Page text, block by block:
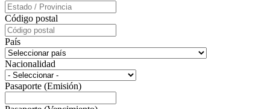
Código postal
País
Nacionalidad
Pasaporte (Emisión)